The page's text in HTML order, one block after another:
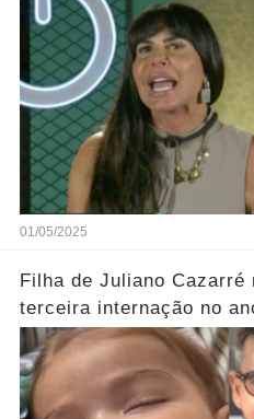
01/05/2025
Filha de Juliano Cazarré
terceira internação no